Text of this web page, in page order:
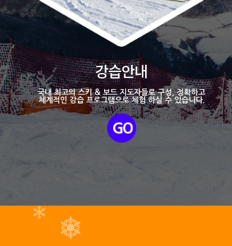
강습안내
국내 최고의 스키 & 보드 지도자들로 구성, 정확하고
쳬계적인 강습 프로그램으로 체험 하실 수 있습니다.